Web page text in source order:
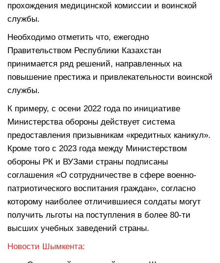
прохождения медицинской комиссии и воинской
службы.
Необходимо отметить что, ежегодно
Правительством Республики Казахстан
принимается ряд решений, направленных на
повышение престижа и привлекательности воинской
службы.
К примеру, с осени 2022 года по инициативе
Министерства обороны действует система
предоставления призывникам «кредитных каникул».
Кроме того с 2023 года между Министерством
обороны РК и ВУЗами страны подписаны
соглашения «О сотрудничестве в сфере военно-
патриотического воспитания граждан», согласно
которому наиболее отличившиеся солдаты могут
получить льготы на поступления в более 80-ти
высших учебных заведений страны.
Новости Шымкента: